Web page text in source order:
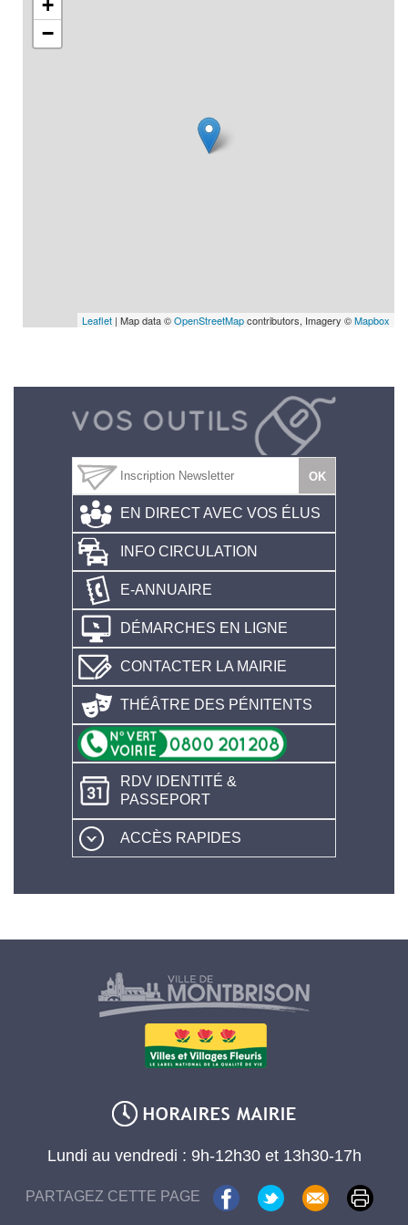
+
−
Leaflet | Map data ©OpenStreetMapcontributors, Imagery ©Mapbox
EN DIRECT AVEC VOS ÉLUS
INFO CIRCULATION
E-ANNUAIRE
DÉMARCHES EN LIGNE
CONTACTER LA MAIRIE
THÉÂTRE DES PÉNITENTS
RDV IDENTITÉ &
PASSEPORT
ACCÈS RAPIDES
Lundi au vendredi : 9h-12h30 et 13h30-17h
PARTAGEZ CETTE PAGE